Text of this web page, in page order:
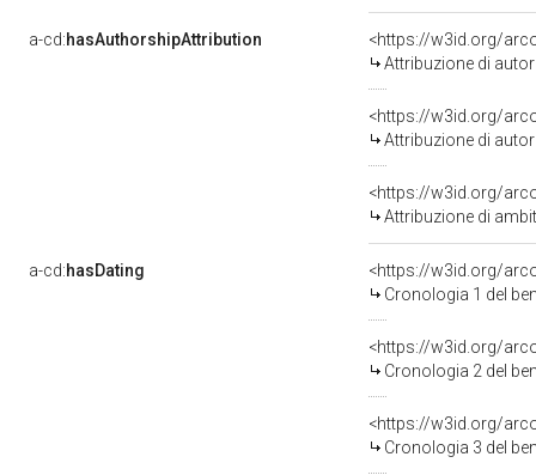
a-cd:hasAuthorshipAttribution
<https://w3id.org/
Attribuzione di
<https://w3id.org/
Attribuzione di
Attribuzione di
a-cd:hasDating
<https://w3id.org/
Cronologia 1 del
<https://w3id.org/
Cronologia 2 del
<https://w3id.org/
Cronologia 3 del